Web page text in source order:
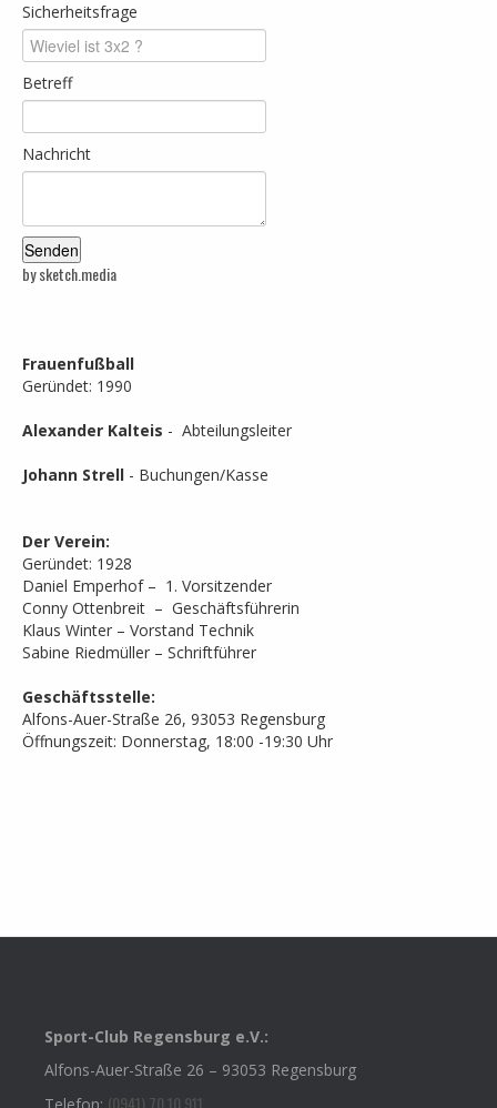
Sicherheitsfrage
Betreff
Nachricht
by sketch.media
Frauenfußball
Geründet: 1990
Alexander Kalteis - Abteilungsleiter
Johann Strell - Buchungen/Kasse
Der Verein:
Geründet: 1928
Daniel Emperhof – 1. Vorsitzender
Conny Ottenbreit – Geschäftsführerin
Klaus Winter – Vorstand Technik
Sabine Riedmüller – Schriftführer
Geschäftsstelle:
Alfons-Auer-Straße 26, 93053 Regensburg
Öffnungszeit: Donnerstag, 18:00 -19:30 Uhr
Sport-Club Regensburg e.V.:
Alfons-Auer-Straße 26 – 93053 Regensburg
(0941) 70 10 911